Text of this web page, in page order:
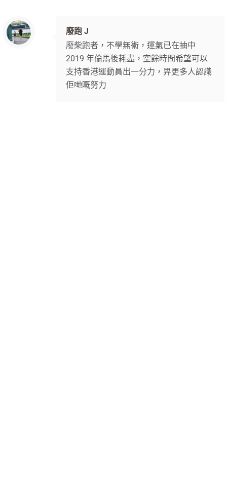
廢跑 J
廢柴跑者，不學無術，運氣已在抽中
2019 年倫馬後耗盡，空餘時間希望可以
支持香港運動員出一分力，畀更多人認識
佢哋嘅努力